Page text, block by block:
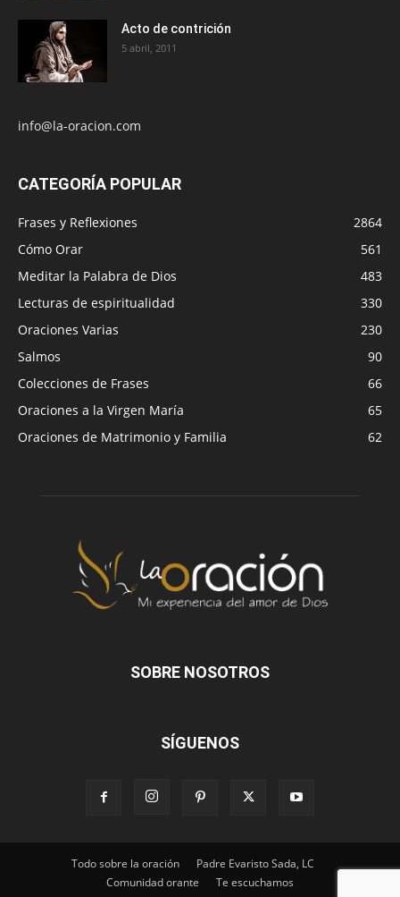
Acto de contrición
5 abril, 2011
info@la-oracion.com
CATEGORÍA POPULAR
Frases y Reflexiones
2864
Cómo Orar
561
Meditar la Palabra de Dios
483
Lecturas de espiritualidad
330
Oraciones Varias
230
Salmos
90
Colecciones de Frases
66
Oraciones a la Virgen María
65
Oraciones de Matrimonio y Familia
62
SOBRE NOSOTROS
SÍGUENOS
Todo sobre la oración
Padre Evaristo Sada, LC
Comunidad orante
Te escuchamos